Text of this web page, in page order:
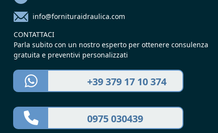
info@fornituraidraulica.com
CONTATTACI
Parla subito con un nostro esperto per ottenere consulenza
gratuita e preventivi personalizzati
+39 379 17 10 374
0975 030439